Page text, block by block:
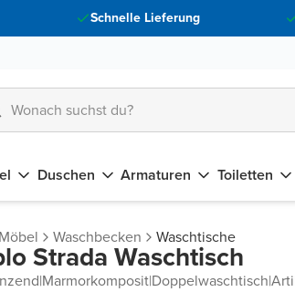
Schnelle Lieferung
Duschen Armaturen Toiletten
Waschbecken Waschtische
Strada Waschtisch
|Marmorkomposit|Doppelwaschtisch|